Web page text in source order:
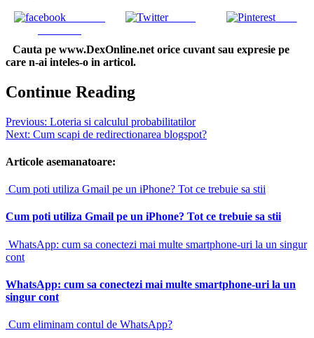
Tweet Save
Cauta pe www.DexOnline.net orice cuvant sau expresie pe
care n-ai inteles-o in articol.
Continue Reading
Previous: Loteria si calculul probabilitatilor
Next: Cum scapi de redirectionarea blogspot?
Articole asemanatoare:
Cum poti utiliza Gmail pe un iPhone? Tot ce trebuie sa stii
Cum poti utiliza Gmail pe un iPhone? Tot ce trebuie sa stii
WhatsApp: cum sa conectezi mai multe smartphone-uri la un singur
cont
WhatsApp: cum sa conectezi mai multe smartphone-uri la un
singur cont
Cum eliminam contul de WhatsApp?